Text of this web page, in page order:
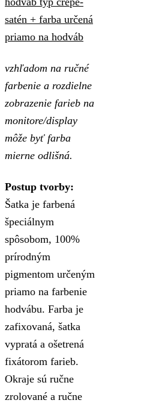
satén + farba určená
priamo na hodváb
vzhľadom na ručné
farbenie a rozdielne
zobrazenie farieb na
monitore/display
môže byť farba
mierne odlišná.
Postup tvorby:
Šatka je farbená
špeciálnym
spôsobom, 100%
prírodným
pigmentom určeným
priamo na farbenie
hodvábu. Farba je
zafixovaná, šatka
vypratá a ošetrená
fixátorom farieb.
Okraje sú ručne
zrolované a ručne